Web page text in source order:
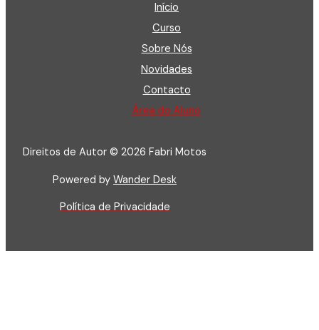
Início
Curso
Sobre Nós
Novidades
Contacto
Área do Aluno
Direitos de Autor © 2026 Fabri Motos
Powered by Wander Desk
Política de Privacidade